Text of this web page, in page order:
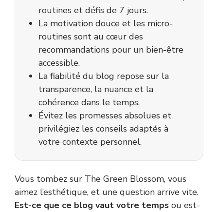
routines et défis de 7 jours.
La motivation douce et les micro-
routines sont au cœur des
recommandations pour un bien-être
accessible.
La fiabilité du blog repose sur la
transparence, la nuance et la
cohérence dans le temps.
Évitez les promesses absolues et
privilégiez les conseils adaptés à
votre contexte personnel.
Vous tombez sur The Green Blossom, vous
aimez l’esthétique, et une question arrive vite.
Est-ce que ce blog vaut votre temps ou est-